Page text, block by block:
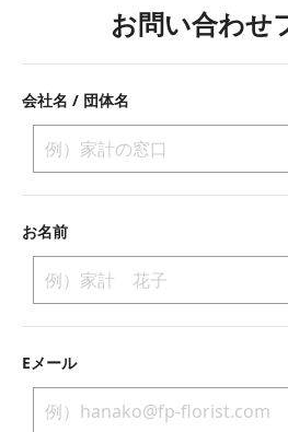
お問い合わせ
会社名 / 団体名
お名前
Eメール